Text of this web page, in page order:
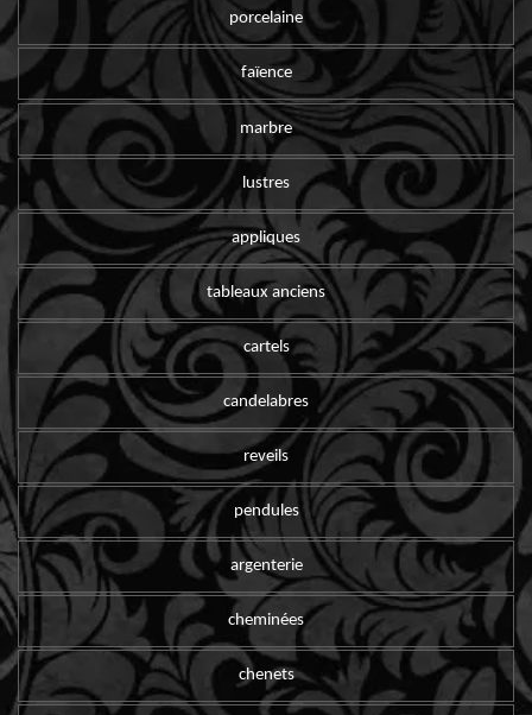
porcelaine
faïence
marbre
lustres
appliques
tableaux anciens
cartels
candelabres
reveils
pendules
argenterie
cheminées
chenets